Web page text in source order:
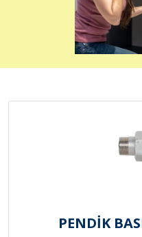
PENDİK